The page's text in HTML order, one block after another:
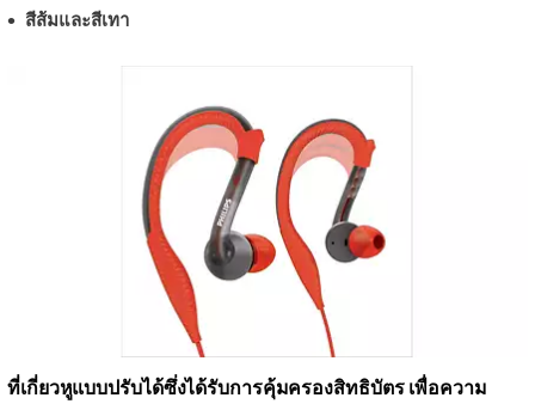
สีส้มและสีเทา
ที่เกี่ยวหูแบบปรับได้ซึ่งได้รับการคุ้มครองสิทธิบัตร เพื่อความ